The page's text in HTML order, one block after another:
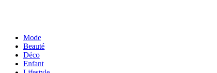
Mode
Beauté
Déco
Enfant